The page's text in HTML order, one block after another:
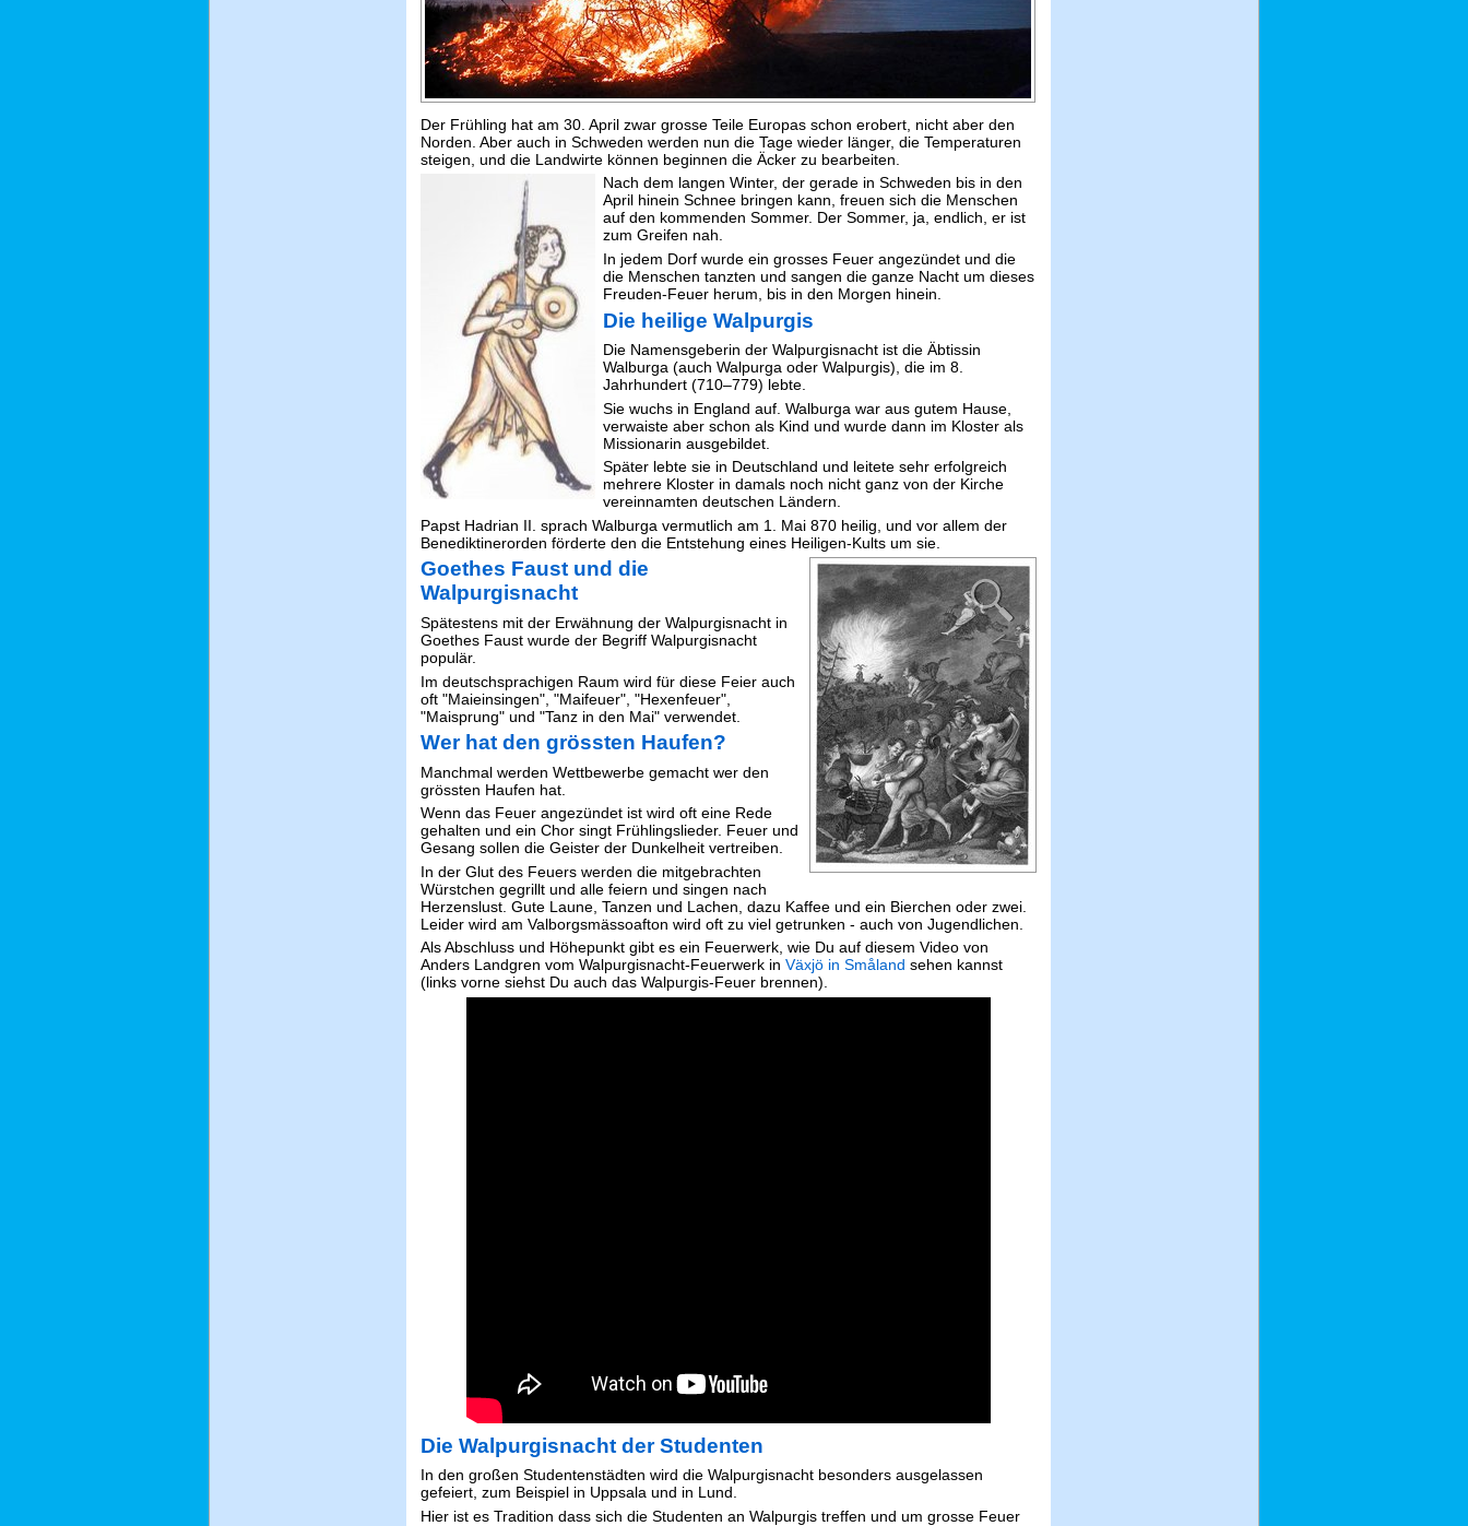
Der Frühling hat am 30. April zwar grosse Teile Europas schon erobert, nicht aber den
Norden. Aber auch in Schweden werden nun die Tage wieder länger, die Temperaturen
steigen, und die Landwirte können beginnen die Äcker zu bearbeiten.
Nach dem langen Winter, der gerade in Schweden bis in den
April hinein Schnee bringen kann, freuen sich die Menschen
auf den kommenden Sommer. Der Sommer, ja, endlich, er ist
zum Greifen nah.
In jedem Dorf wurde ein grosses Feuer angezündet und die
die Menschen tanzten und sangen die ganze Nacht um dieses
Freuden-Feuer herum, bis in den Morgen hinein.
Die heilige Walpurgis
Die Namensgeberin der Walpurgisnacht ist die Äbtissin
Walburga (auch Walpurga oder Walpurgis), die im 8.
Jahrhundert (710–779) lebte.
Sie wuchs in England auf. Walburga war aus gutem Hause,
verwaiste aber schon als Kind und wurde dann im Kloster als
Missionarin ausgebildet.
Später lebte sie in Deutschland und leitete sehr erfolgreich
mehrere Kloster in damals noch nicht ganz von der Kirche
vereinnamten deutschen Ländern.
Papst Hadrian II. sprach Walburga vermutlich am 1. Mai 870 heilig, und vor allem der
Benediktinerorden förderte den die Entstehung eines Heiligen-Kults um sie.
Goethes Faust und die
Walpurgisnacht
Spätestens mit der Erwähnung der Walpurgisnacht in
Goethes Faust wurde der Begriff Walpurgisnacht
populär.
Im deutschsprachigen Raum wird für diese Feier auch
oft "Maieinsingen", "Maifeuer", "Hexenfeuer",
"Maisprung" und "Tanz in den Mai" verwendet.
Wer hat den grössten Haufen?
Manchmal werden Wettbewerbe gemacht wer den
grössten Haufen hat.
Wenn das Feuer angezündet ist wird oft eine Rede
gehalten und ein Chor singt Frühlingslieder. Feuer und
Gesang sollen die Geister der Dunkelheit vertreiben.
In der Glut des Feuers werden die mitgebrachten
Würstchen gegrillt und alle feiern und singen nach
Herzenslust. Gute Laune, Tanzen und Lachen, dazu Kaffee und ein Bierchen oder zwei.
Leider wird am Valborgsmässoafton wird oft zu viel getrunken - auch von Jugendlichen.
Als Abschluss und Höhepunkt gibt es ein Feuerwerk, wie Du auf diesem Video von
Anders Landgren vom Walpurgisnacht-Feuerwerk in Växjö in Småland sehen kannst
(links vorne siehst Du auch das Walpurgis-Feuer brennen).
Die Walpurgisnacht der Studenten
In den großen Studentenstädten wird die Walpurgisnacht besonders ausgelassen
gefeiert, zum Beispiel in Uppsala und in Lund.
Hier ist es Tradition dass sich die Studenten an Walpurgis treffen und um grosse Feuer